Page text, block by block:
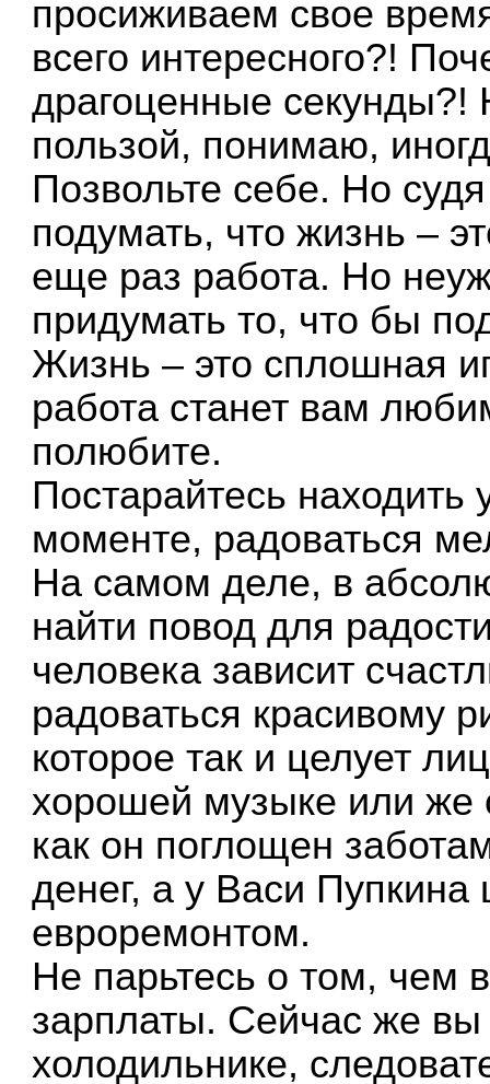
просиживаем свое
всего интересного?!
драгоценные секунды?!
пользой, понимаю,
Позвольте себе. Но
подумать, что жизнь –
еще раз работа. Но
придумать то, что бы
Жизнь – это сплошная
работа станет вам
полюбите.
Постарайтесь
моменте, радоваться
На самом деле, в
найти повод для
человека зависит
радоваться красивому
которое так и целует
хорошей музыке или же
как он поглощен
денег, а у Васи
евроремонтом.
Не парьтесь о том, чем
зарплаты. Сейчас же
холодильнике,